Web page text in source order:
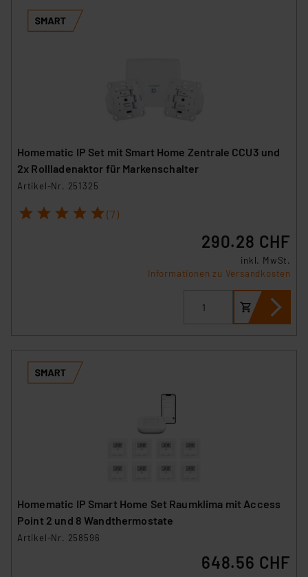
Homematic IP Set mit Smart Home Zentrale CCU3 und
2x Rollladenaktor für Markenschalter
Artikel-Nr. 251325
1 2 3 4 5 (7)
290.28 CHF
inkl. MwSt.
Informationen zu Versandkosten
Homematic IP Smart Home Set Raumklima mit Access
Point 2 und 8 Wandthermostate
Artikel-Nr. 258596
648.56 CHF